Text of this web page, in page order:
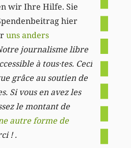
wir Ihre Hilfe. Sie
hier
uns anders
journalisme libre
à tous·tes. Ceci
grâce au soutien de
Si vous en avez les
le montant de
autre forme de
! .